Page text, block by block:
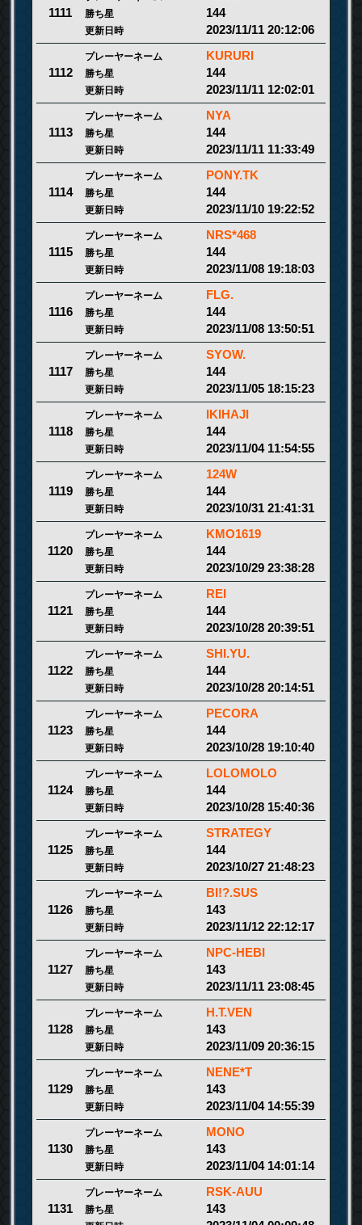
1111 勝ち星 144
更新日時 2023/11/11 20:12:06
1112
プレーヤーネーム KURURI
勝ち星 144
更新日時 2023/11/11 12:02:01
1113
プレーヤーネーム NYA
勝ち星 144
更新日時 2023/11/11 11:33:49
1114
プレーヤーネーム PONY.TK
勝ち星 144
更新日時 2023/11/10 19:22:52
1115
プレーヤーネーム NRS*468
勝ち星 144
更新日時 2023/11/08 19:18:03
1116
プレーヤーネーム FLG.
勝ち星 144
更新日時 2023/11/08 13:50:51
1117
プレーヤーネーム SYOW.
勝ち星 144
更新日時 2023/11/05 18:15:23
1118
プレーヤーネーム IKIHAJI
勝ち星 144
更新日時 2023/11/04 11:54:55
1119
プレーヤーネーム 124W
勝ち星 144
更新日時 2023/10/31 21:41:31
1120
プレーヤーネーム KMO1619
勝ち星 144
更新日時 2023/10/29 23:38:28
1121
プレーヤーネーム REI
勝ち星 144
更新日時 2023/10/28 20:39:51
1122
プレーヤーネーム SHI.YU.
勝ち星 144
更新日時 2023/10/28 20:14:51
1123
プレーヤーネーム PECORA
勝ち星 144
更新日時 2023/10/28 19:10:40
1124
プレーヤーネーム LOLOMOLO
勝ち星 144
更新日時 2023/10/28 15:40:36
1125
プレーヤーネーム STRATEGY
勝ち星 144
更新日時 2023/10/27 21:48:23
1126
プレーヤーネーム BI!?.SUS
勝ち星 143
更新日時 2023/11/12 22:12:17
1127
プレーヤーネーム NPC-HEBI
勝ち星 143
更新日時 2023/11/11 23:08:45
1128
プレーヤーネーム H.T.VEN
勝ち星 143
更新日時 2023/11/09 20:36:15
1129
プレーヤーネーム NENE*T
勝ち星 143
更新日時 2023/11/04 14:55:39
1130
プレーヤーネーム MONO
勝ち星 143
更新日時 2023/11/04 14:01:14
1131
プレーヤーネーム RSK-AUU
勝ち星 143